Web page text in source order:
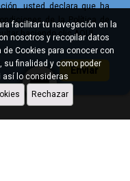
usted declara que ha
de la Política de
haciendo clic AQUÍ.
Enviar
facilitar tu navegación en la
nosotros y recopilar datos
Cookies para conocer con
finalidad y como poder
así lo consideras
Rechazar